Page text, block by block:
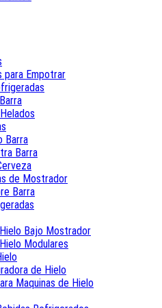
para Empotrar
Barra
Barra
de Mostrador
Barra
Bajo Mostrador
Modulares
de Hielo
Maquinas de Hielo